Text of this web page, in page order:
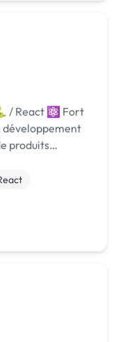
⚛️ Fort
développement
produits
web pour un